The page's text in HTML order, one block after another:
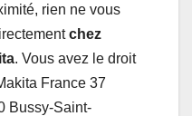
rien ne vous
chez
. Vous avez le droit
France 37
Bussy-Saint-